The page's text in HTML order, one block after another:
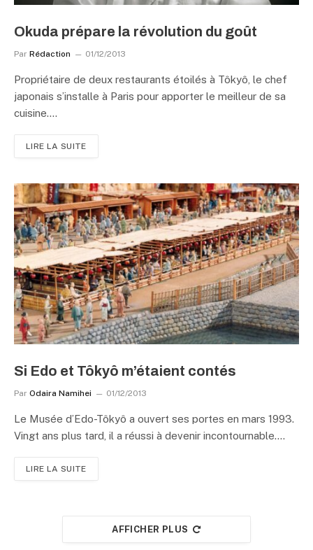
Okuda prépare la révolution du goût
Par Rédaction 01/12/2013
Propriétaire de deux restaurants étoilés à Tôkyô, le chef
japonais s’installe à Paris pour apporter le meilleur de sa
cuisine.…
LIRE LA SUITE
Si Edo et Tôkyô m’étaient contés
Par Odaira Namihei 01/12/2013
Le Musée d’Edo-Tôkyô a ouvert ses portes en mars 1993.
Vingt ans plus tard, il a réussi à devenir incontournable.…
LIRE LA SUITE
AFFICHER PLUS